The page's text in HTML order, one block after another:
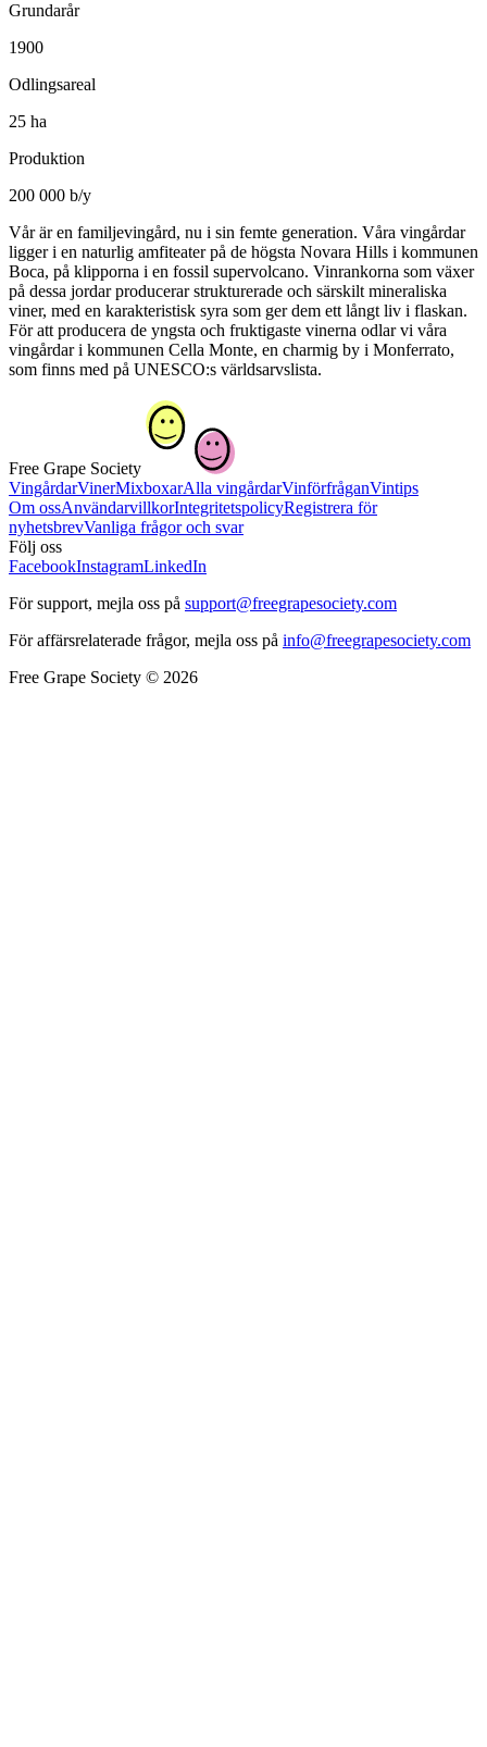
Grundarår
1900
Odlingsareal
25 ha
Produktion
200 000 b/y
Vår är en familjevingård, nu i sin femte generation. Våra vingårdar
ligger i en naturlig amfiteater på de högsta Novara Hills i kommunen
Boca, på klipporna i en fossil supervolcano. Vinrankorna som växer
på dessa jordar producerar strukturerade och särskilt mineraliska
viner, med en karakteristisk syra som ger dem ett långt liv i flaskan.
För att producera de yngsta och fruktigaste vinerna odlar vi våra
vingårdar i kommunen Cella Monte, en charmig by i Monferrato,
som finns med på UNESCO:s världsarvslista.
Free Grape Society
VingårdarVinerMixboxarAlla vingårdarVinförfråganVintips
Om ossAnvändarvillkorIntegritetspolicyRegistrera för
nyhetsbrevVanliga frågor och svar
Följ oss
FacebookInstagramLinkedIn
För support, mejla oss på support@freegrapesociety.com
För affärsrelaterade frågor, mejla oss på info@freegrapesociety.com
Free Grape Society © 2026